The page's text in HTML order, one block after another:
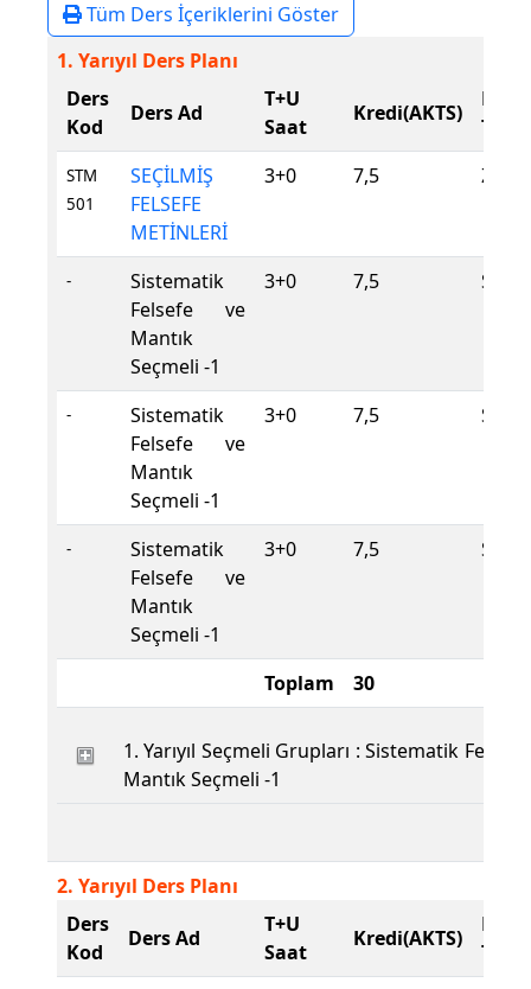
Tüm Ders İçeriklerini Göster
1. Yarıyıl Ders Planı
Ders
Kod
Ders Ad
T+U
Saat
Kredi(AKTS)
Ders
Tür
STM
501
SEÇİLMİŞ
FELSEFE
METİNLERİ
3+0 7,5
-
Sistematik
Felsefe ve
Mantık
Seçmeli -1
3+0 7,5
-
Sistematik
Felsefe ve
Mantık
Seçmeli -1
3+0 7,5
-
Sistematik
Felsefe ve
Mantık
Seçmeli -1
3+0 7,5
Toplam 30
1. Yarıyıl Seçmeli Grupları : Sistematik
Mantık Seçmeli -1
2. Yarıyıl Ders Planı
Ders
Kod
Ders Ad
T+U
Saat
Kredi(AKTS)
Ders
Tür